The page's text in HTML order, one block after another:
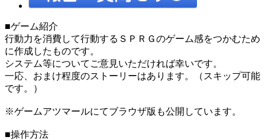
■ゲーム紹介
行動力を消費して行動するＳＰＲＧのゲーム感をつかむため
に作成したものです。
システム等についてご意見いただければ幸いです。
一応、おまけ程度のストーリーはあります。（スキップ可能
です。）
※ゲームアツマールにてブラウザ版も公開しています。
■操作方法